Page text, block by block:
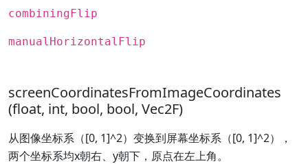
combiningFlip
manualHorizontalFlip
screenCoordinatesFromImageCoordinates
(float, int, bool, bool, Vec2F)
从图像坐标系（[0, 1]^2）变换到屏幕坐标系（[0, 1]^2），
两个坐标系均x朝右、y朝下，原点在左上角。